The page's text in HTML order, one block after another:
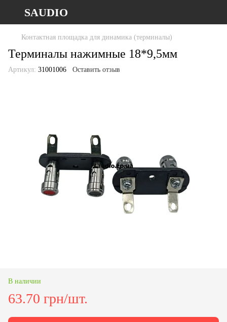
SAUDIO
Контактная площадка для динамика (терминалы)
Терминалы нажимные 18*9,5мм
Артикул: 31001006 Оставить отзыв
В наличии
63.70 грн/шт.